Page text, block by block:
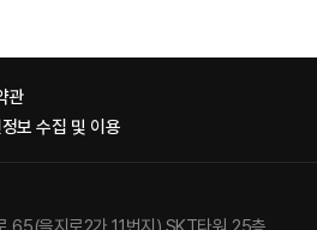
관
보 수집 및 이용